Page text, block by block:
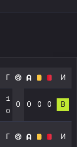
Г И
1
0
0 0 0 0 В
Г И